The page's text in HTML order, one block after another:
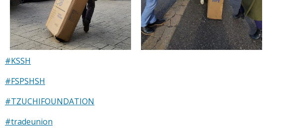
#KSSH
#FSPSHSH
#TZUCHIFOUNDATION
#tradeunion